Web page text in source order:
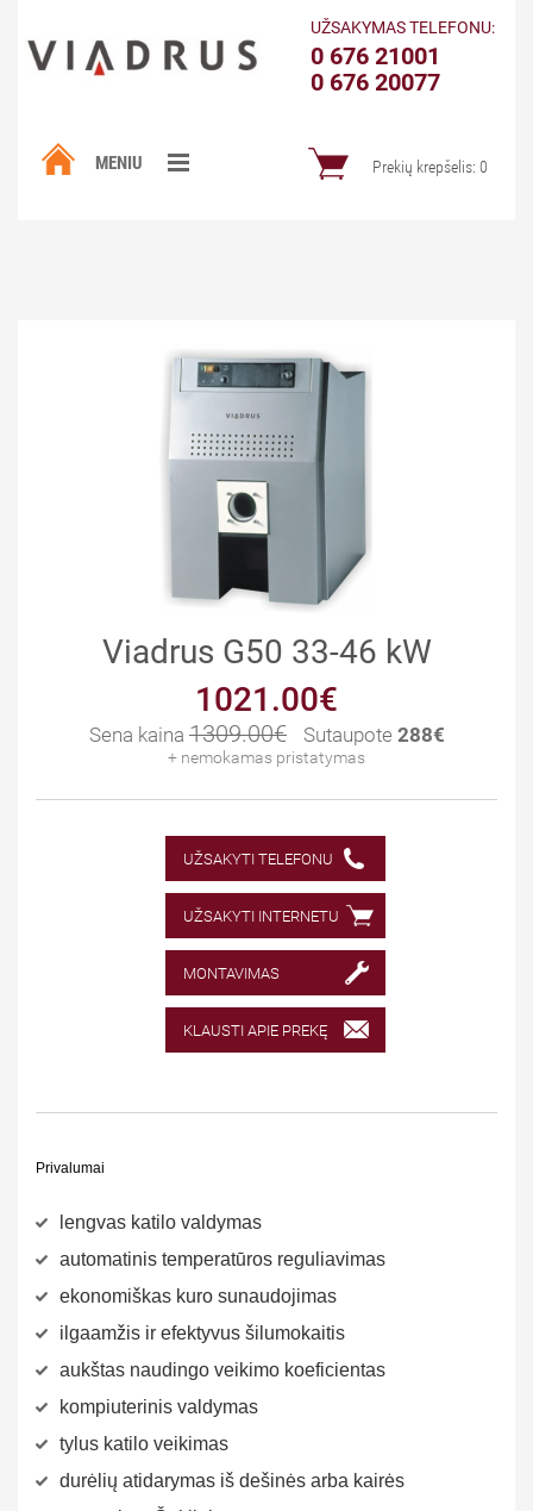
UŽSAKYMAS TELEFONU:
0 676 21001
0 676 20077
Prekių krepšelis: 0
MENIU
Viadrus G50 33-46 kW
1021.00€
Sena kaina 1309.00€ Sutaupote 288€
+ nemokamas pristatymas
UŽSAKYTI TELEFONU
UŽSAKYTI INTERNETU
MONTAVIMAS
KLAUSTI APIE PREKĘ
Privalumai
lengvas katilo valdymas
automatinis temperatūros reguliavimas
ekonomiškas kuro sunaudojimas
ilgaamžis ir efektyvus šilumokaitis
aukštas naudingo veikimo koeficientas
kompiuterinis valdymas
tylus katilo veikimas
durėlių atidarymas iš dešinės arba kairės